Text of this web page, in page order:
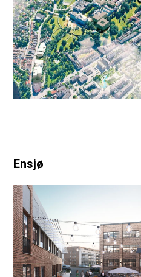
Ensjø